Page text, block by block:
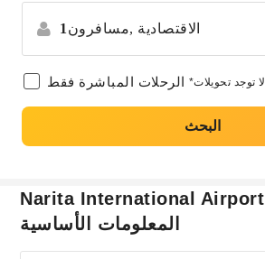
1 مسافرون, الاقتصادية
الرحلات المباشرة فقط *لا توجد تحويلات
البحث
Narita International
المعلومات الأساسية